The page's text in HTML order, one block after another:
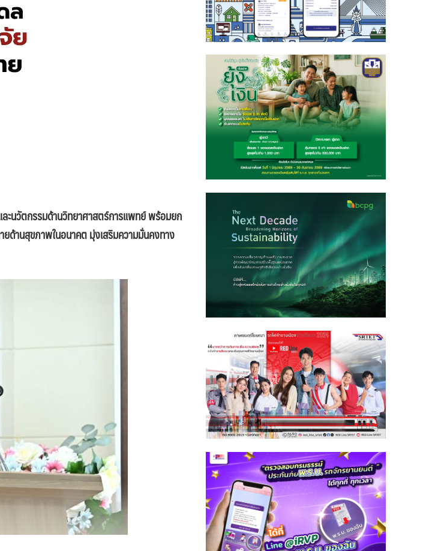
ะนวัตกรรมด้านวิทยาศาสตร์การแพทย์ พร้อมยก
ด้านสุขภาพในอนาคต มุ่งเสริมความมั่นคงทาง